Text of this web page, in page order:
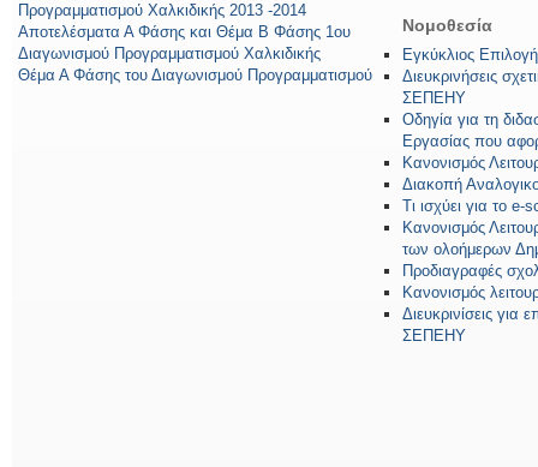
Προγραμματισμού Χαλκιδικής 2013 -2014
Αποτελέσματα Α Φάσης και Θέμα Β Φάσης 1ου
Διαγωνισμού Προγραμματισμού Χαλκιδικής
Θέμα Α Φάσης του Διαγωνισμού Προγραμματισμού
Νομοθεσία
Εγκύκλιος
Διευκρινήσεις
ΣΕΠΕΗΥ
Οδηγία για τη
Εργασίας που
Κανονισμός
Διακοπή
Τι ισχύει για το
Κανονισμός
των ολοήμερων
Προδιαγραφές
Κανονισμός
Διευκρινίσεις
ΣΕΠΕΗΥ